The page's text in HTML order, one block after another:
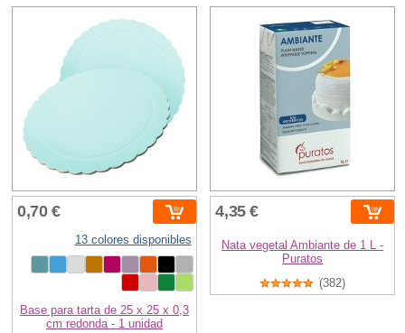
0,70 €
13 colores disponibles
Base para tarta de 25 x 25 x 0,3
cm redonda - 1 unidad
4,35 €
Nata vegetal Ambiante de 1 L -
Puratos
(382)